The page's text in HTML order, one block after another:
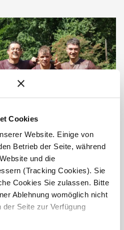
Cookies
Website. Einige von
Betrieb der Seite, während
und die
(Tracking Cookies). Sie
Cookies Sie zulassen. Bitte
Ablehnung womöglich nicht
der Seite zur Verfügung
Masters
sich das Team des Hauses
besonderen Herausforderung:
einem Hindernislauf, der nicht
mentale Stärke auf...